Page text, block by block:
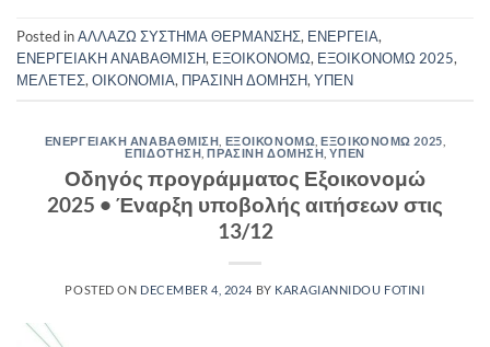
Posted inΑΛΛΑΖΩ ΣΥΣΤΗΜΑ ΘΕΡΜΑΝΣΗΣ, ΕΝΕΡΓΕΙΑ,
ΕΝΕΡΓΕΙΑΚΗ ΑΝΑΒΑΘΜΙΣΗ, ΕΞΟΙΚΟΝΟΜΩ, ΕΞΟΙΚΟΝΟΜΩ 2025,
ΜΕΛΕΤΕΣ,ΟΙΚΟΝΟΜΙΑ, ΠΡΑΣΙΝΗ ΔΟΜΗΣΗ,ΥΠΕΝ
ΕΝΕΡΓΕΙΑΚΗ ΑΝΑΒΑΘΜΙΣΗ ΕΞΟΙΚΟΝΟΜΩ ,ΕΞΟΙΚΟΝΟΜΩ 2025
ΕΠΙΔΟΤΗΣΗ ,ΠΡΑΣΙΝΗ ΔΟΜΗΣΗ ,ΥΠΕΝ
Οδηγός προγράμματος Εξοικονομώ
2025 • Έναρξη υποβολής αιτήσεων στις
13/12
POSTED ON DECEMBER 4, 2024 BY KARAGIANNIDOU FOTINI